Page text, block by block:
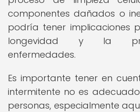
componentes dañados o
podría tener implicaciones
longevidad y la
enfermedades.
Es importante tener en
intermitente no es
personas, especialmente